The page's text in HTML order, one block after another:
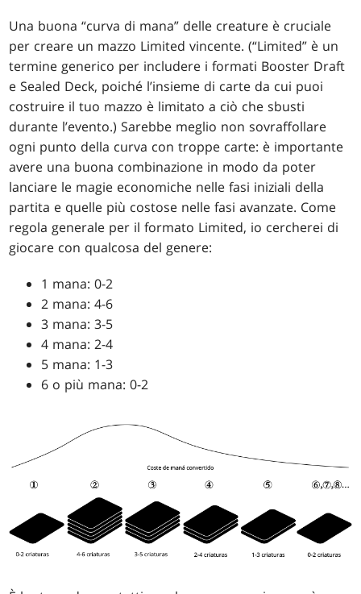
Una buona “curva di mana” delle creature è cruciale
per creare un mazzo Limited vincente. (“Limited” è un
termine generico per includere i formati Booster Draft
e Sealed Deck, poiché l’insieme di carte da cui puoi
costruire il tuo mazzo è limitato a ciò che sbusti
durante l’evento.) Sarebbe meglio non sovraffollare
ogni punto della curva con troppe carte: è importante
avere una buona combinazione in modo da poter
lanciare le magie economiche nelle fasi iniziali della
partita e quelle più costose nelle fasi avanzate. Come
regola generale per il formato Limited, io cercherei di
giocare con qualcosa del genere:
1 mana: 0-2
2 mana: 4-6
3 mana: 3-5
4 mana: 2-4
5 mana: 1-3
6 o più mana: 0-2